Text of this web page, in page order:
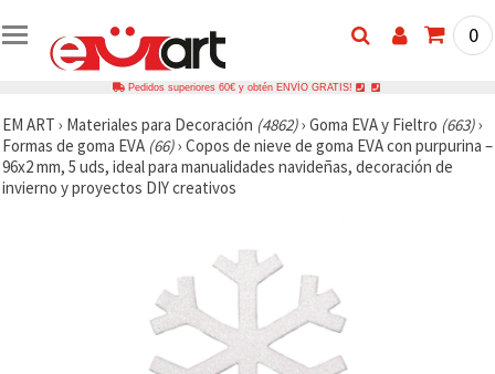
0
Pedidos superiores 60€ y obtén ENVÍO GRATIS!
EM ART › Materiales para Decoración (4862)› Goma EVA y Fieltro (663)›
Formas de goma EVA (66)› Copos de nieve de goma EVA con purpurina –
96x2 mm, 5 uds, ideal para manualidades navideñas, decoración de
invierno y proyectos DIY creativos